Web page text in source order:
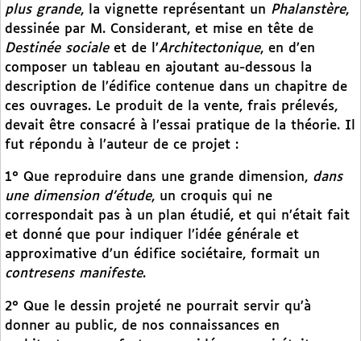
plus grande, la vignette représentant un Phalanstère,
dessinée par M. Considerant, et mise en tête de
Destinée socialeet de l’Architectonique, en d’en
composer un tableau en ajoutant au-dessous la
description de l’édifice contenue dans un chapitre de
ces ouvrages. Le produit de la vente, frais prélevés,
devait être consacré à l’essai pratique de la théorie. Il
fut répondu à l’auteur de ce projet :
1° Que reproduire dans une grande dimension, dans
une dimension d’étude, un croquis qui ne
correspondait pas à un plan étudié, et qui n’était fait
et donné que pour indiquer l’idée générale et
approximative d’un édifice sociétaire, formait un
contresens manifeste.
2° Que le dessin projeté ne pourrait servir qu’à
donner au public, de nos connaissances en